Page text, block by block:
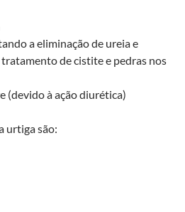
a eliminação de ureia e
de cistite e pedras nos
(devido à ação diurética)
urtiga são: